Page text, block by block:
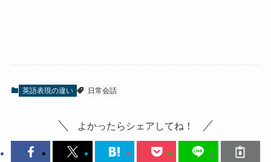
英語表現の違い 日常会話
よかったらシェアしてね！